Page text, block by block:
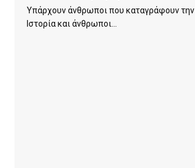
Υπάρχουν άνθρωποι που καταγράφουν την
Ιστορία και άνθρωποι...